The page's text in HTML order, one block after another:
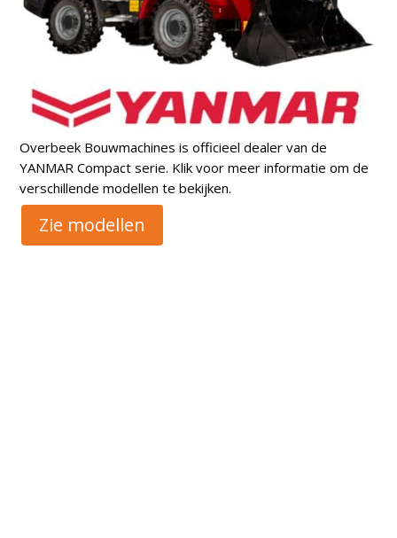
Overbeek Bouwmachines is officieel dealer van de
YANMAR Compact serie. Klik voor meer informatie om de
verschillende modellen te bekijken.
Zie modellen